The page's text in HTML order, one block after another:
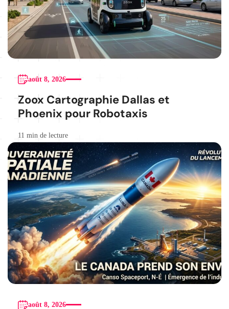
août 8, 2026
Zoox Cartographie Dallas et
Phoenix pour Robotaxis
11 min de lecture
août 8, 2026